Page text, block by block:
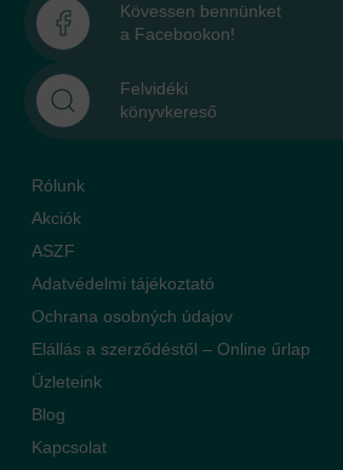
Kövessen bennünket
a Facebookon!
Felvidéki
könyvkereső
Rólunk
Akciók
ASZF
Adatvédelmi tájékoztató
Ochrana osobných údajov
Elállás a szerződéstől – Online űrlap
Üzleteink
Blog
Kapcsolat